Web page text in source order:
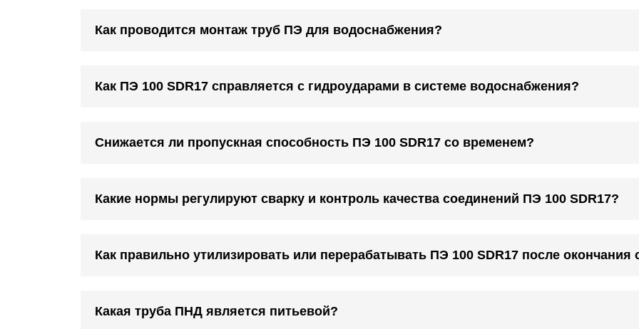
Как проводится монтаж труб ПЭ для водоснабжения?
Как ПЭ 100 SDR17 справляется с гидроударами в системе водоснабжения?
Снижается ли пропускная способность ПЭ 100 SDR17 со временем?
Какие нормы регулируют сварку и контроль качества соединений ПЭ 100 SDR17?
Как правильно утилизировать или перерабатывать ПЭ 100 SDR17 после окончания
Какая труба ПНД является питьевой?